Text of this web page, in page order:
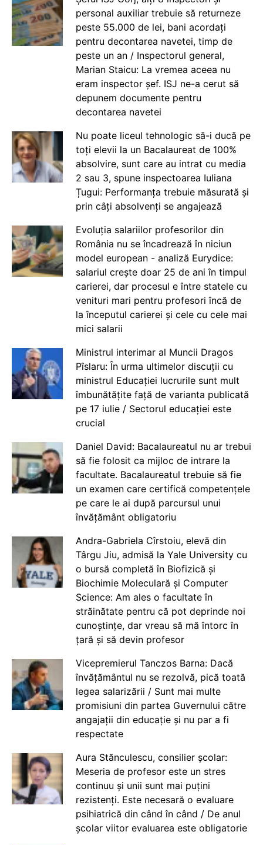
personal auxiliar trebuie să returneze
peste 55.000 de lei, bani acordați
pentru decontarea navetei, timp de
peste un an / Inspectorul general,
Marian Staicu: La vremea aceea nu
eram inspector șef. ISJ ne-a cerut să
depunem documente pentru
decontarea navetei
Nu poate liceul tehnologic să-i ducă pe
toți elevii la un Bacalaureat de 100%
absolvire, sunt care au intrat cu media
2 sau 3, spune inspectoarea Iuliana
Țugui: Performanța trebuie măsurată și
prin câți absolvenți se angajează
Evoluția salariilor profesorilor din
România nu se încadrează în niciun
model european - analiză Eurydice:
salariul crește doar 25 de ani în timpul
carierei, dar procesul e între statele cu
venituri mari pentru profesori încă de
la începutul carierei și cele cu cele mai
mici salarii
Ministrul interimar al Muncii Dragos
Pîslaru: În urma ultimelor discuții cu
ministrul Educației lucrurile sunt mult
îmbunătățite față de varianta publicată
pe 17 iulie / Sectorul educației este
crucial
Daniel David: Bacalaureatul nu ar trebui
să fie folosit ca mijloc de intrare la
facultate. Bacalaureatul trebuie să fie
un examen care certifică competențele
pe care le ai după parcursul unui
învățământ obligatoriu
Andra-Gabriela Cîrstoiu, elevă din
Târgu Jiu, admisă la Yale University cu
o bursă completă în Biofizică și
Biochimie Moleculară și Computer
Science: Am ales o facultate în
străinătate pentru că pot deprinde noi
cunoștințe, dar vreau să mă întorc în
țară și să devin profesor
Vicepremierul Tanczos Barna: Dacă
învățământul nu se rezolvă, pică toată
legea salarizării / Sunt mai multe
promisiuni din partea Guvernului către
angajații din educație și nu par a fi
respectate
Aura Stănculescu, consilier școlar:
Meseria de profesor este un stres
continuu și unii sunt mai puțini
rezistenți. Este necesară o evaluare
psihiatrică din când în când / De anul
școlar viitor evaluarea este obligatorie